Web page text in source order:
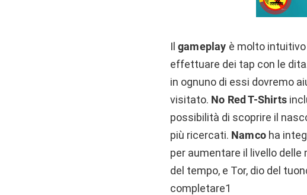
Il gameplay è molto
effettuare dei tap con le
in ognuno di essi dovremo
visitato. No Red T-Shirts
possibilità di scoprire il
più ricercati. Namco ha
per aumentare il livello
del tempo, e Tor, dio del
completare1